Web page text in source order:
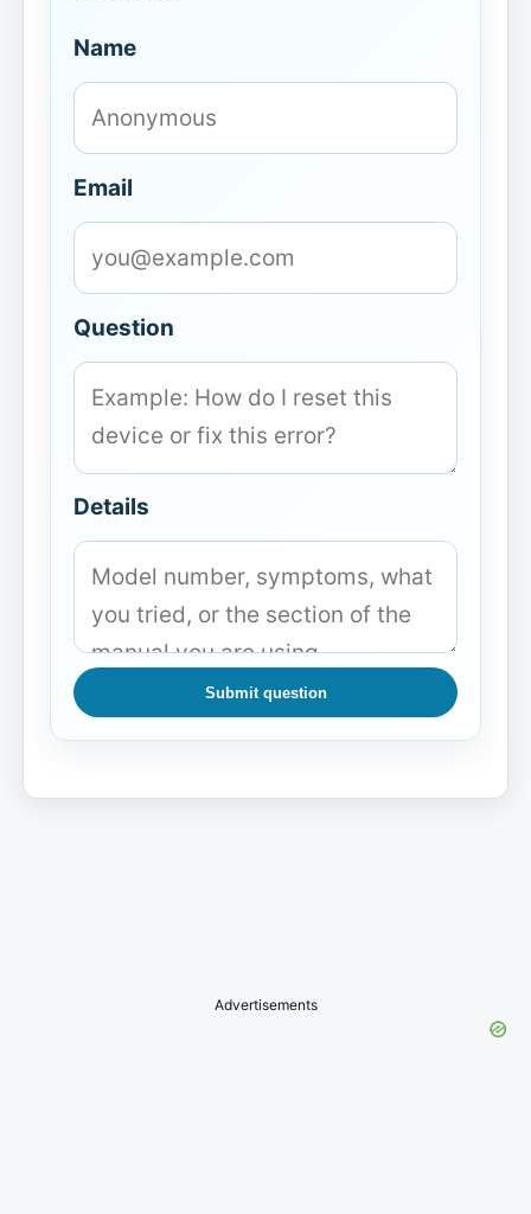
Name
Email
Question
Details
Submit question
Advertisements